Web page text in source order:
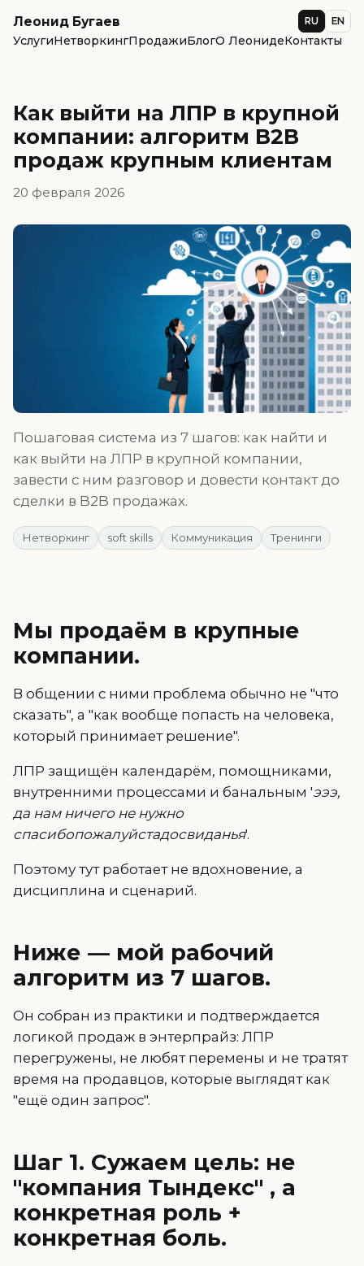
Леонид Бугаев
УслугиНетворкингПродажиБлогО ЛеонидеКонтакты
RU EN
Как выйти на ЛПР в крупной
компании: алгоритм B2B
продаж крупным клиентам
20 февраля 2026
Пошаговая система из 7 шагов: как найти и
как выйти на ЛПР в крупной компании,
завести с ним разговор и довести контакт до
сделки в B2B продажах.
Нетворкинг soft skills Коммуникация Тренинги
Мы продаём в крупные
компании.
В общении с ними проблема обычно не "что
сказать", а "как вообще попасть на человека,
который принимает решение".
ЛПР защищён календарём, помощниками,
внутренними процессами и банальным 'эээ,
да нам ничего не нужно
спасибопожалуйстадосвиданья'.
Поэтому тут работает не вдохновение, а
дисциплина и сценарий.
Ниже — мой рабочий
алгоритм из 7 шагов.
Он собран из практики и подтверждается
логикой продаж в энтерпрайз: ЛПР
перегружены, не любят перемены и не тратят
время на продавцов, которые выглядят как
"ещё один запрос".
Шаг 1. Сужаем цель: не
"компания Тындекс" , а
конкретная роль +
конкретная боль.